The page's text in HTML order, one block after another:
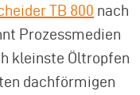
TB 800 nach
Prozessmedien
kleinste Öltropfen
dachförmigen